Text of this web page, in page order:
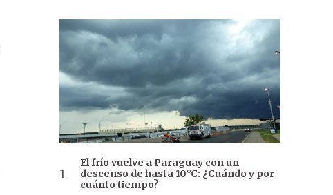
El frío vuelve a Paraguay con un
descenso de hasta 10°C: ¿Cuándo y por
cuánto tiempo?